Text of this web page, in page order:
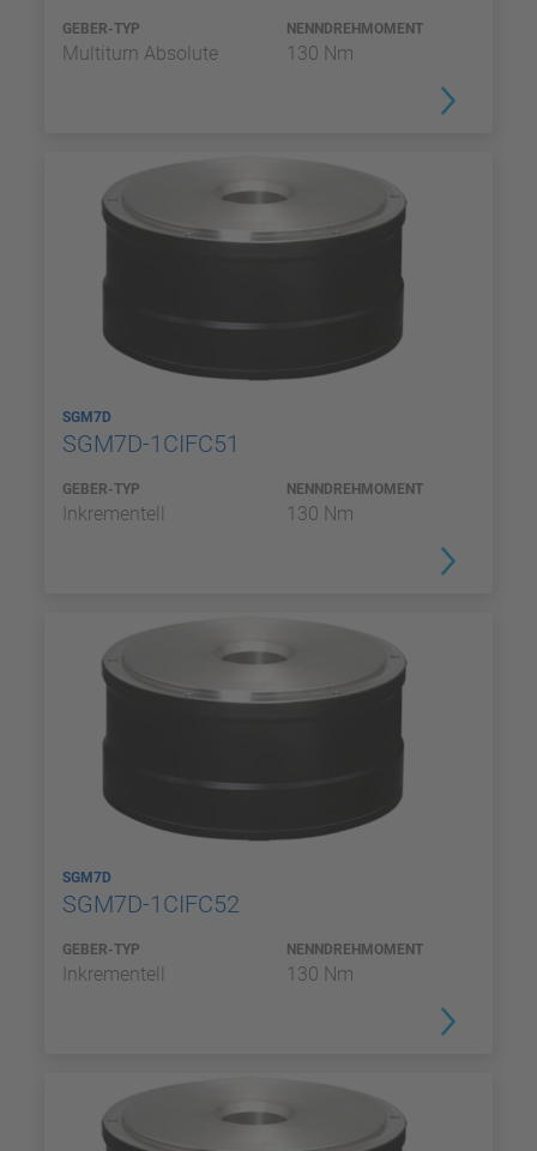
GEBER-TYP
Multiturn Absolute
NENNDREHMOMENT
130 Nm
SGM7D
SGM7D-1CIFC51
GEBER-TYP
Inkrementell
NENNDREHMOMENT
130 Nm
SGM7D
SGM7D-1CIFC52
GEBER-TYP
Inkrementell
NENNDREHMOMENT
130 Nm